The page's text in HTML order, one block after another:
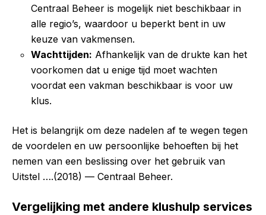
Centraal Beheer is mogelijk niet beschikbaar in
alle regio’s, waardoor u beperkt bent in uw
keuze van vakmensen.
Wachttijden: Afhankelijk van de drukte kan het
voorkomen dat u enige tijd moet wachten
voordat een vakman beschikbaar is voor uw
klus.
Het is belangrijk om deze nadelen af te wegen tegen
de voordelen en uw persoonlijke behoeften bij het
nemen van een beslissing over het gebruik van
Uitstel ….(2018) — Centraal Beheer.
Vergelijking met andere klushulp services